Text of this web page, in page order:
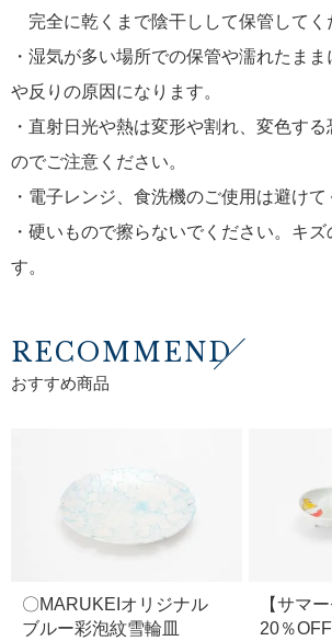
完全に乾くまで陰干しして保管してく
・湿気が多い場所での保管や濡れたま
や反りの原因になります。
・直射日光や熱は変形や割れ、変色す
のでご注意ください。
・電子レンジ、食洗機のご使用は避けて
・硬いもので擦らないでください。キズ
す。
RECOMMEND
おすすめ商品
〇MARUKEIオリジナル
ブルー彩泡紋雪輪皿
【サマ
20％